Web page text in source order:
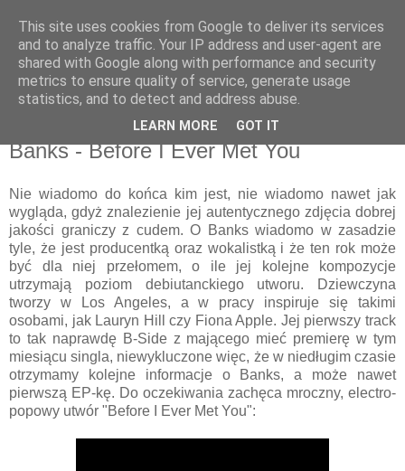
csgmblog
...music that's real...
sobota, 9 lutego 2013
Banks - Before I Ever Met You
Nie wiadomo do końca kim jest, nie wiadomo nawet jak
wygląda, gdyż znalezienie jej autentycznego zdjęcia dobrej
jakości graniczy z cudem. O Banks wiadomo w zasadzie
tyle, że jest producentką oraz wokalistką i że ten rok może
być dla niej przełomem, o ile jej kolejne kompozycje
utrzymają poziom debiutanckiego utworu. Dziewczyna
tworzy w Los Angeles, a w pracy inspiruje się takimi
osobami, jak Lauryn Hill czy Fiona Apple. Jej pierwszy track
to tak naprawdę B-Side z mającego mieć premierę w tym
miesiącu singla, niewykluczone więc, że w niedługim czasie
otrzymamy kolejne informacje o Banks, a może nawet
pierwszą EP-kę. Do oczekiwania zachęca mroczny, electro-
popowy utwór "Before I Ever Met You":
This site uses cookies from Google to deliver its services
and to analyze traffic. Your IP address and user-agent are
shared with Google along with performance and security
metrics to ensure quality of service, generate usage
statistics, and to detect and address abuse.
LEARN MORE GOT IT